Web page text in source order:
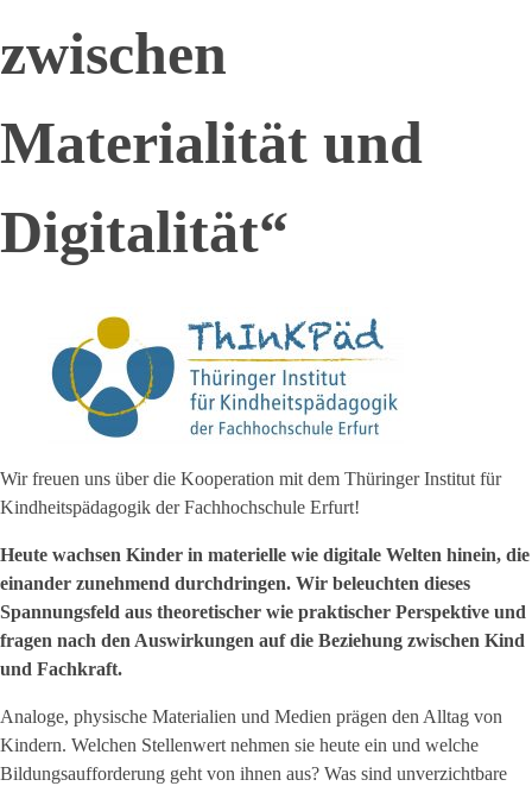
zwischen
Materialität und
Digitalität“
Wir freuen uns über die Kooperation mit dem Thüringer Institut für
Kindheitspädagogik der Fachhochschule Erfurt!
Heute wachsen Kinder in materielle wie digitale Welten hinein, die
einander zunehmend durchdringen. Wir beleuchten dieses
Spannungsfeld aus theoretischer wie praktischer Perspektive und
fragen nach den Auswirkungen auf die Beziehung zwischen Kind
und Fachkraft.
Analoge, physische Materialien und Medien prägen den Alltag von
Kindern. Welchen Stellenwert nehmen sie heute ein und welche
Bildungsaufforderung geht von ihnen aus? Was sind unverzichtbare